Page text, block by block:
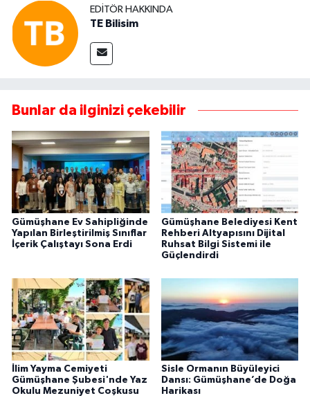
EDITÖR HAKKINDA
TE Bilisim
Bunlar da ilginizi çekebilir
Gümüşhane Ev Sahipliğinde
Yapılan Birleştirilmiş Sınıflar
İçerik Çalıştayı Sona Erdi
Gümüşhane Belediyesi Kent
Rehberi Altyapısını Dijital
Ruhsat Bilgi Sistemi ile
Güçlendirdi
İlim Yayma Cemiyeti
Gümüşhane Şubesi'nde Yaz
Okulu Mezuniyet Coşkusu
Sisle Ormanın Büyüleyici
Dansı: Gümüşhane’de Doğa
Harikası